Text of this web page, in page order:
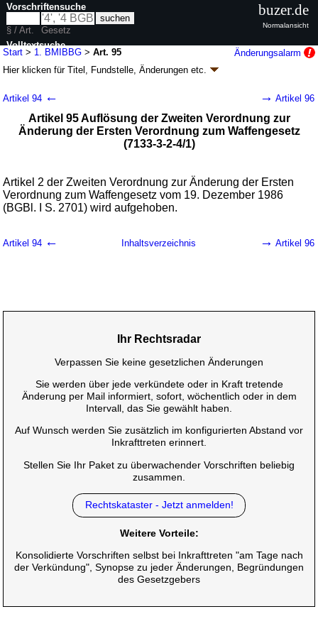
Start > 1. BMIBBG >Art. 95
Änderungsalarm
Hier klicken fürTitel, Fundstelle, Änderungen etc.
von Bundesrecht im Zuständigkeitsbereich des
Bundesministeriums des Innern (1.
BMIBBGk.a.Abk. )
83 Änderungen | Drucksachen / Entwurf / Begründung
|
wird in 14 Vorschriften zitiert
Artikel 94 ← → Artikel 96
Artikel 95 Auflösung der Zweiten Verordnung zur
Änderung der Ersten Verordnung zum Waffengesetz
(7133-3-2-4/1)
Artikel 2 der Zweiten Verordnung zur Änderung der Ersten
Verordnung zum Waffengesetz vom 19. Dezember 1986
(BGBl. I S. 2701) wird aufgehoben.
Artikel 94 ← Inhaltsverzeichnis → Artikel 96
Vorschriftensuche
§ / Art.
Gesetz
Volltextsuche
nur in 1. BMIBBG
buzer.de
Normalansicht
Ihr Rechtsradar
Verpassen Sie keine gesetzlichen Änderungen
Sie werden über jede verkündete oder in Kraft tretende
Änderung per Mail informiert, sofort, wöchentlich oder in dem
Intervall, das Sie gewählt haben.
Auf Wunsch werden Sie zusätzlich im konfigurierten Abstand vor
Inkrafttreten erinnert.
Stellen Sie Ihr Paket zu überwachender Vorschriften beliebig
zusammen.
Rechtskataster - Jetzt anmelden!
Weitere Vorteile:
Konsolidierte Vorschriften selbst bei Inkrafttreten "am Tage nach
der Verkündung", Synopse zu jeder Änderungen, Begründungen
des Gesetzgebers